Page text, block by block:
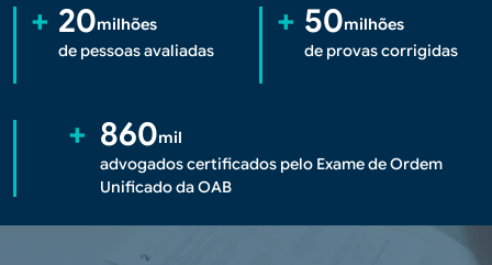
+ 20milhões
de pessoas avaliadas
+ 50milhões
de provas corrigidas
+ 860mil
advogados certificados pelo Exame de Ordem
Unificado da OAB